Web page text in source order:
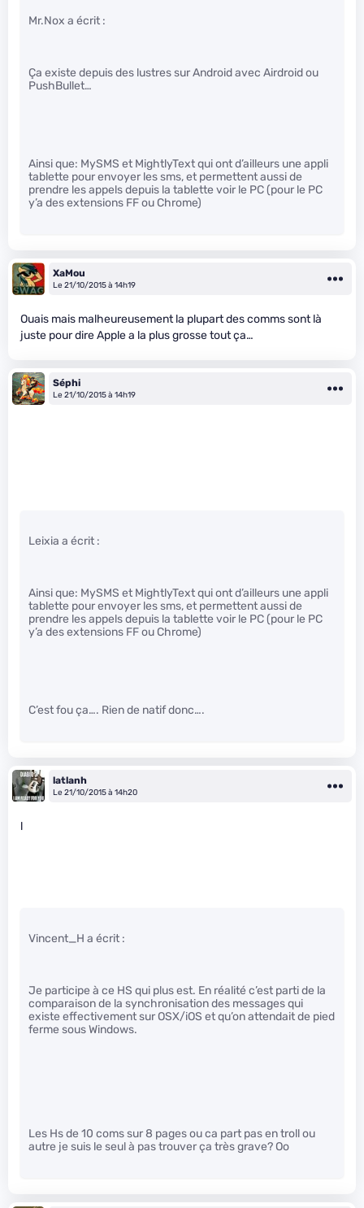
Mr.Nox a écrit :
Ça existe depuis des lustres sur Android avec Airdroid ou
PushBullet…
Ainsi que: MySMS et MightlyText qui ont d’ailleurs une appli
tablette pour envoyer les sms, et permettent aussi de
prendre les appels depuis la tablette voir le PC (pour le PC
y’a des extensions FF ou Chrome)
XaMou
Le 21/10/2015 à 14h19
Ouais mais malheureusement la plupart des comms sont là
juste pour dire Apple a la plus grosse tout ça…
Séphi
Le 21/10/2015 à 14h19
Leixia a écrit :
Ainsi que: MySMS et MightlyText qui ont d’ailleurs une appli
tablette pour envoyer les sms, et permettent aussi de
prendre les appels depuis la tablette voir le PC (pour le PC
y’a des extensions FF ou Chrome)
C’est fou ça…. Rien de natif donc….
latlanh
Le 21/10/2015 à 14h20
l
Vincent_H a écrit :
Je participe à ce HS qui plus est. En réalité c’est parti de la
comparaison de la synchronisation des messages qui
existe effectivement sur OSX/iOS et qu’on attendait de pied
ferme sous Windows.
Les Hs de 10 coms sur 8 pages ou ca part pas en troll ou
autre je suis le seul à pas trouver ça très grave? Oo